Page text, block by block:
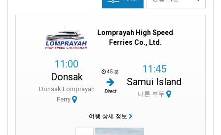
Lomprayah High Speed
Ferries Co., Ltd.
11:00
Donsak
Donsak Lomprayah
Ferry
45 분
Direct
11:45
Samui Island
나톤 부두
여행 상세 정보